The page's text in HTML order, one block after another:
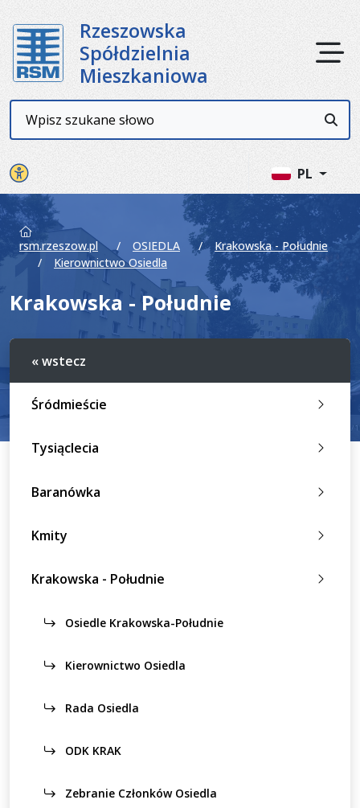
Rzeszowska
Spółdzielnia
Mieszkaniowa
PL
Panel ustawień witryny
Wyszukiwarka
rsm.rzeszow.pl OSIEDLA
Krakowska - Południe
Kierownictwo Osiedla
Krakowska - Południe
« wstecz
Śródmieście
Tysiąclecia
Baranówka
Kmity
Krakowska - Południe
Osiedle Krakowska-Południe
Kierownictwo Osiedla
Rada Osiedla
ODK KRAK
Zebranie Członków Osiedla